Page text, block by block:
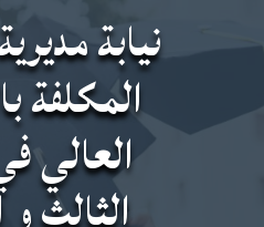
نيابة
المكلفة
العالي